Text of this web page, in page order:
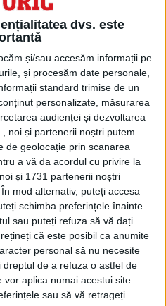
dvs. este
și/sau accesăm informații pe
și procesăm date personale,
standard trimise de un
personalizate, măsurarea
audienței și dezvoltarea
noi și partenerii noștri putem
de geolocație prin scanarea
a vă da acordul cu privire la
și 1731 partenerii noștri
mod alternativ, puteți accesa
schimba preferințele înainte
sau puteți refuza să vă dați
că este posibil ca anumite
personal să nu necesite
de a refuza o astfel de
vor aplica numai acestui site
sau să vă retrageți
aceste cristale
flash-uri de
ce este cu
a explicat Overton.
experiență